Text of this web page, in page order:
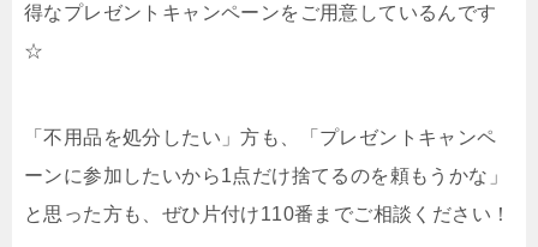
得なプレゼントキャンペーンをご用意しているんです
☆
「不用品を処分したい」方も、「プレゼントキャンペ
ーンに参加したいから1点だけ捨てるのを頼もうかな」
と思った方も、ぜひ片付け110番までご相談ください！